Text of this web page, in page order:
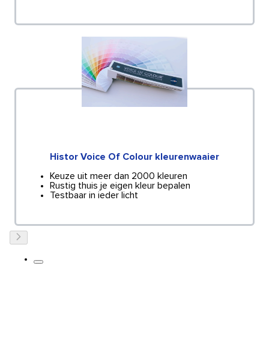
Histor Voice Of Colour kleurenwaaier
Keuze uit meer dan 2000 kleuren
Rustig thuis je eigen kleur bepalen
Testbaar in ieder licht